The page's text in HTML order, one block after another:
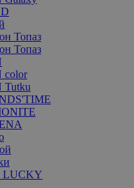
Топаз
Топаз
color
Tutku
LUCKY